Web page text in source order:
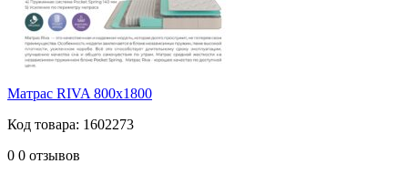
Матрас RIVA 800х1800
Код товара: 1602273
0 0 отзывов